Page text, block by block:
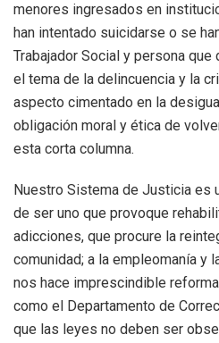
menores ingresados en
han intentado suicidarse o se
Trabajador Social y persona que
el tema de la delincuencia y la
aspecto cimentado en la
obligación moral y ética de
esta corta columna.
Nuestro Sistema de Justicia es
de ser uno que provoque
adicciones, que procure la
comunidad; a la empleomanía y
nos hace imprescindible
como el Departamento de
que las leyes no deben ser